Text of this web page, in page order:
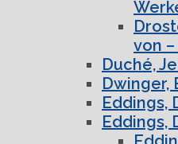
von
Duché,
Dwinger,
Eddings,
Eddings,